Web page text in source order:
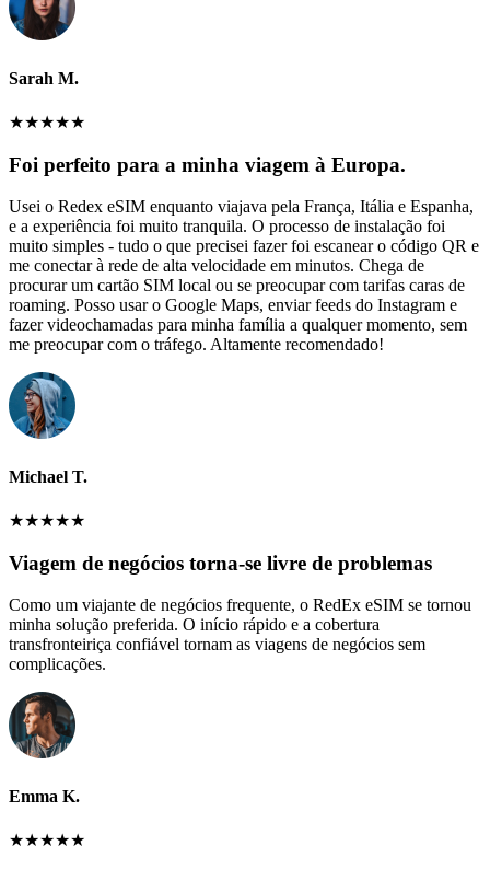
Sarah M.
★★★★★
Foi perfeito para a minha viagem à Europa.
Usei o Redex eSIM enquanto viajava pela França, Itália e Espanha,
e a experiência foi muito tranquila. O processo de instalação foi
muito simples - tudo o que precisei fazer foi escanear o código QR e
me conectar à rede de alta velocidade em minutos. Chega de
procurar um cartão SIM local ou se preocupar com tarifas caras de
roaming. Posso usar o Google Maps, enviar feeds do Instagram e
fazer videochamadas para minha família a qualquer momento, sem
me preocupar com o tráfego. Altamente recomendado!
Michael T.
★★★★★
Viagem de negócios torna-se livre de problemas
Como um viajante de negócios frequente, o RedEx eSIM se tornou
minha solução preferida. O início rápido e a cobertura
transfronteiriça confiável tornam as viagens de negócios sem
complicações.
Emma K.
★★★★★